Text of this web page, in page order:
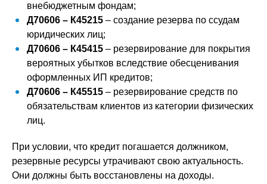
внебюджетным фондам;
Д70606 – К45215 – создание резерва по ссудам
юридических лиц;
Д70606 – К45415 – резервирование для покрытия
вероятных убытков вследствие обесценивания
оформленных ИП кредитов;
Д70606 – К45515 – резервирование средств по
обязательствам клиентов из категории физических
лиц.
При условии, что кредит погашается должником,
резервные ресурсы утрачивают свою актуальность.
Они должны быть восстановлены на доходы.